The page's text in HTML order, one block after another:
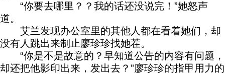
“你要去哪里？？我的话还没说完！”她怒声
道。
艾兰发现办公室里的其他人都在看着她们，却
没有人跳出来制止廖珍珍找她茬。
“你是不是故意的？早知道公告的内容有问题，
却还把他影印出来，发出去？”廖珍珍的指甲用力的